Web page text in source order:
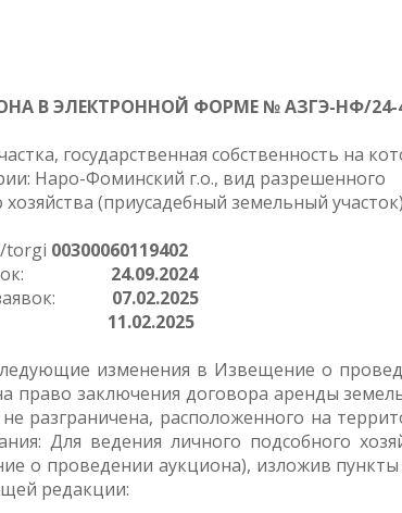
В ЭЛЕКТРОННОЙ ФОРМЕ №АЗГЭ-НФ/24-
государственная собственность на
Наро-Фоминский г.о., вид разрешенного
(приусадебный земельный
torgi 00300060119402
заявок: 24.09.2024
заявок: 07.02.2025
11.02.2025
изменения в Извещение о
заключения договора аренды
разграничена, расположенного на
Для ведения личного подсобного
о проведении аукциона), изложив пункты
редакции: